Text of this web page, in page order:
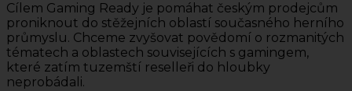
Cílem Gaming Ready je pomáhat českým prodejcům
proniknout do stěžejních oblastí současného herního
průmyslu. Chceme zvyšovat povědomí o rozmanitých
tématech a oblastech souvisejících s gamingem,
které zatím tuzemští reselleři do hloubky
neprobádali.